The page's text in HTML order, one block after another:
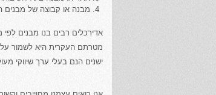
מבנה או קבוצה של מבנים
אדירכלים רבים בנו מבנים
מטרתם העקרית היא לשמור על
ישנים הנם בעלי ערך שיווקי